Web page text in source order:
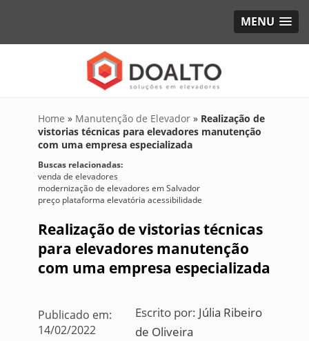
MENU
Home » Manutenção de Elevador » Realização de
vistorias técnicas para elevadores manutenção
com uma empresa especializada
Buscas relacionadas:
venda de elevadores
modernização de elevadores em Salvador
preço plataforma elevatória acessibilidade
Realização de vistorias técnicas
para elevadores manutenção
com uma empresa especializada
Publicado em:
14/02/2022
Escrito por: Júlia Ribeiro
de Oliveira